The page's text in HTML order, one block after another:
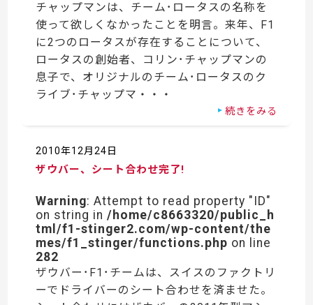
チャップマンは、チーム･ロータスの名称を
使って欲しくなかったことを明言。来年、F1
に2つのロータスが存在することについて、
ロータスの創始者、コリン･チャップマンの
息子で、オリジナルのチーム･ロータスのク
ライブ･チャップマ・・・
続きをみる
2010年12月24日
ザウバー、シート合わせ完了!
Warning: Attempt to read property "ID"
on string in/home/c8663320/public_h
tml/f1-stinger2.com/wp-content/the
mes/f1_stinger/functions.php on line
282
ザウバー･F1･チームは、スイスのファクトリ
ーでドライバーのシート合わせを済ませた。